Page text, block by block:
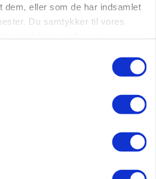
dem, eller som de har indsamlet
Du samtykker til vores
på landet